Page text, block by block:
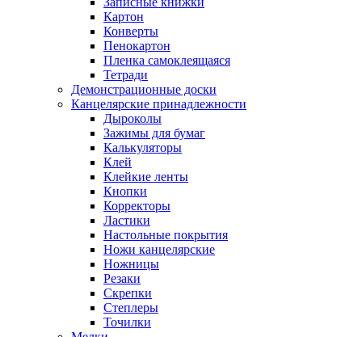
Картон
Конверты
Пенокартон
Пленка самоклеящаяся
Тетради
Демонстрационные доски
Канцелярские принадлежности
Дыроколы
Зажимы для бумаг
Калькуляторы
Клей
Клейкие ленты
Кнопки
Корректоры
Ластики
Настольные покрытия
Ножи канцелярские
Ножницы
Резаки
Скрепки
Степлеры
Точилки